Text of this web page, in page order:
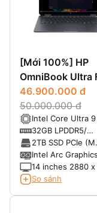
[Mới 100%] HP
OmniBook Ultra
x360 14-
(2025)
46.900.000 đ
50.000.000 đ
Intel Core Ultra
Processor (8 lõi)
Turbo Frequency:
GHz
32GB LPDDR5/
8533MHz
2TB SSD PCIe
2280)
Intel Arc Graphics
14 inches 2880 x
pixels Tấm nền
So sánh